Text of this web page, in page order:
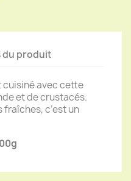
du produit
cuisiné avec cette
et de crustacés.
c’est un